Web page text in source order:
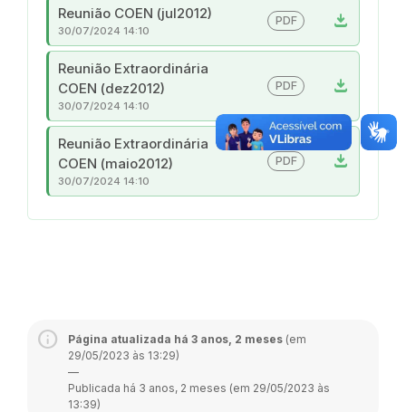
Reunião COEN (jul2012) download
PDF
30/07/2024 14:10
Reunião Extraordinária
COEN (dez2012)
download
PDF
30/07/2024 14:10
Reunião Extraordinária
COEN (maio2012)
download
PDF
30/07/2024 14:10
Página atualizada há 3 anos, 2 meses (em
29/05/2023 às 13:29)
—
Publicada há 3 anos, 2 meses (em 29/05/2023 às
13:39)